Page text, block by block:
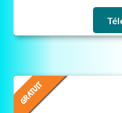
GRATUIT